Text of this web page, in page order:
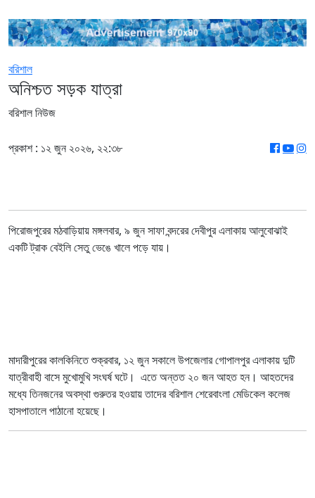
বরিশাল
অনিশ্চত সড়ক যাত্রা
বরিশাল নিউজ
প্রকাশ : ১২ জুন ২০২৬, ২২:৩৮
পিরোজপুরের মঠবাড়িয়ায় মঙ্গলবার, ৯ জুন সাফা বন্দরের দেবীপুর এলাকায় আলুবোঝাই
একটি ট্রাক বেইলি সেতু ভেঙে খালে পড়ে যায়।
মাদারীপুরের কালকিনিতে শুক্রবার, ১২ জুন সকালে উপজেলার গোপালপুর এলাকায় দুটি
যাত্রীবাহী বাসে মুখোমুখি সংঘর্ষ ঘটে। এতে অন্তত ২০ জন আহত হন। আহতদের
মধ্যে তিনজনের অবস্থা গুরুতর হওয়ায় তাদের বরিশাল শেরেবাংলা মেডিকেল কলেজ
হাসপাতালে পাঠানো হয়েছে।